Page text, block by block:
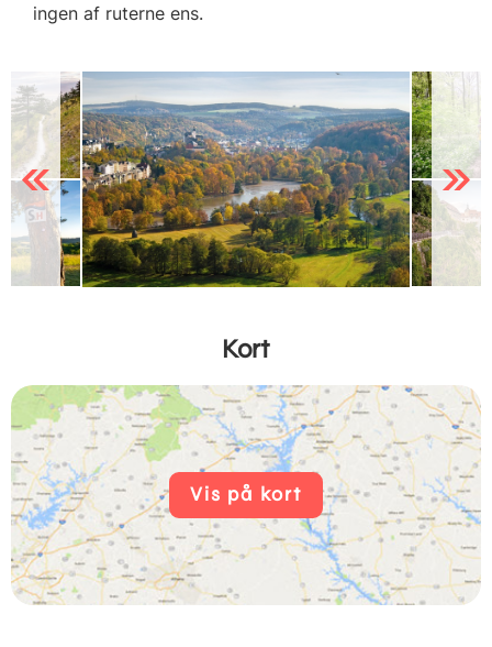
ingen af ruterne ens.
Previous Next
Kort
Vis på kort